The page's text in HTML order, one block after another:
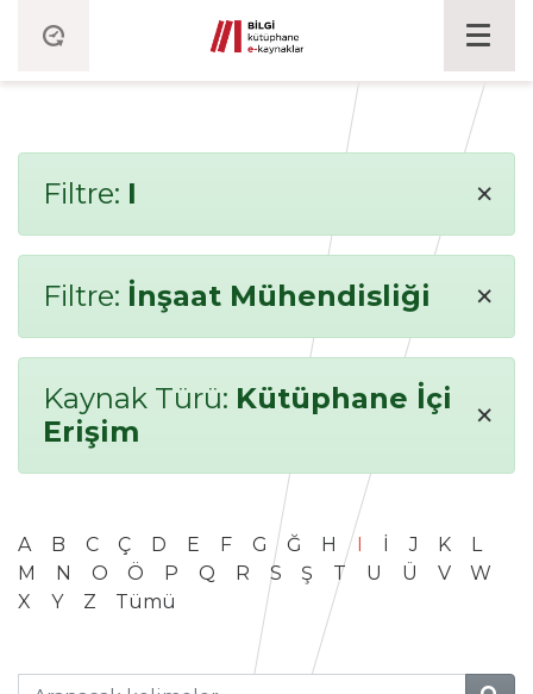
Filtre: I ×
Filtre: İnşaat Mühendisliği ×
Kaynak Türü: Kütüphane İçi
Erişim
×
A B C Ç D E F G Ğ H I İ J K
L
M
N O Ö P Q R S Ş T U Ü V
W
X
Y Z Tümü